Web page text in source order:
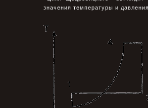
значения температуры и